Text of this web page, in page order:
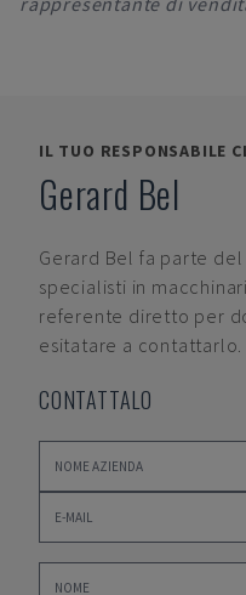
IL TUO RESPONSABILE
Gerard Bel
Gerard Bel fa parte
specialisti in
referente diretto per
esitatare a contattarlo.
CONTATTALO